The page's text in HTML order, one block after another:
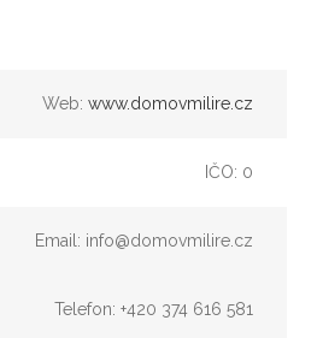
Web: www.domovmilire.cz
IČO: 0
Email: info@domovmilire.cz
Telefon: +420 374 616 581